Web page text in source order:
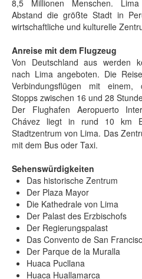
8,5 Millionen Menschen.
Abstand die größte Stadt in
wirtschaftliche und kulturelle
Anreise mit dem Flugzeug
Von Deutschland aus werden
nach Lima angeboten. Die
Verbindungsflügen mit einem,
Stopps zwischen 16 und 28
Der Flughafen Aeropuerto
Chávez liegt in rund 10 km
Stadtzentrum von Lima. Das
mit dem Bus oder Taxi.
Sehenswürdigkeiten
Das historische Zentrum
Der Plaza Mayor
Die Kathedrale von Lima
Der Palast des Erzbischofs
Der Regierungspalast
Das Convento de San
Der Parque de la Muralla
Huaca Pucllana
Huaca Huallamarca